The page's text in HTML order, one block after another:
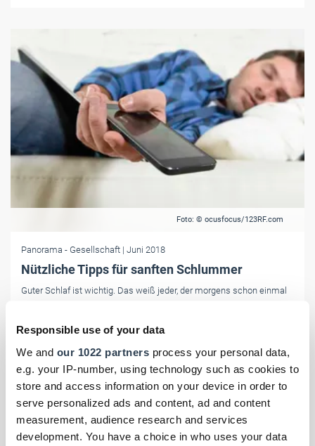
Responsible use of your data
We and our 1022 partners process your personal data,
e.g. your IP-number, using technology such as cookies to
store and access information on your device in order to
serve personalized ads and content, ad and content
measurement, audience research and services
development. You have a choice in who uses your data
Foto: © ocusfocus/123RF.com
Panorama - Gesellschaft | Juni 2018
Nützliche Tipps für sanften Schlummer
Guter Schlaf ist wichtig. Das weiß jeder, der morgens schon einmal